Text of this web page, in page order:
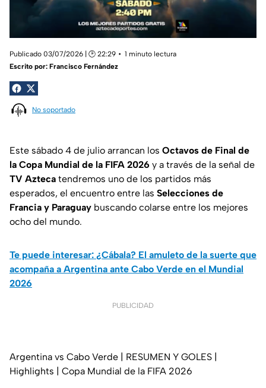
Publicado 03/07/2026 | 🕑 22:29
1 minuto lectura
Escrito por: Francisco Fernández
No soportado
Este sábado 4 de julio arrancan los Octavos de Final de
la Copa Mundial de la FIFA 2026 y a través de la señal de
TV Azteca tendremos uno de los partidos más
esperados, el encuentro entre las Selecciones de
Francia y Paraguay buscando colarse entre los mejores
ocho del mundo.
Te puede interesar: ¿Cábala? El amuleto de la suerte que
acompaña a Argentina ante Cabo Verde en el Mundial
2026
PUBLICIDAD
Argentina vs Cabo Verde | RESUMEN Y GOLES |
Highlights | Copa Mundial de la FIFA 2026